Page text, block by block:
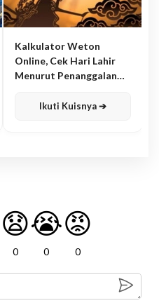
Kalkulator Weton
Online, Cek Hari Lahir
Menurut Penanggalan
Ikuti Kuisnya ➔
😧
0
😭
0
😡
0